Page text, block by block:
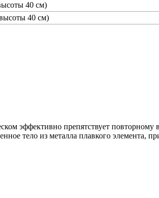
40 см)
40 см)
эффективно препятствует
тело из металла плавкого элемента,